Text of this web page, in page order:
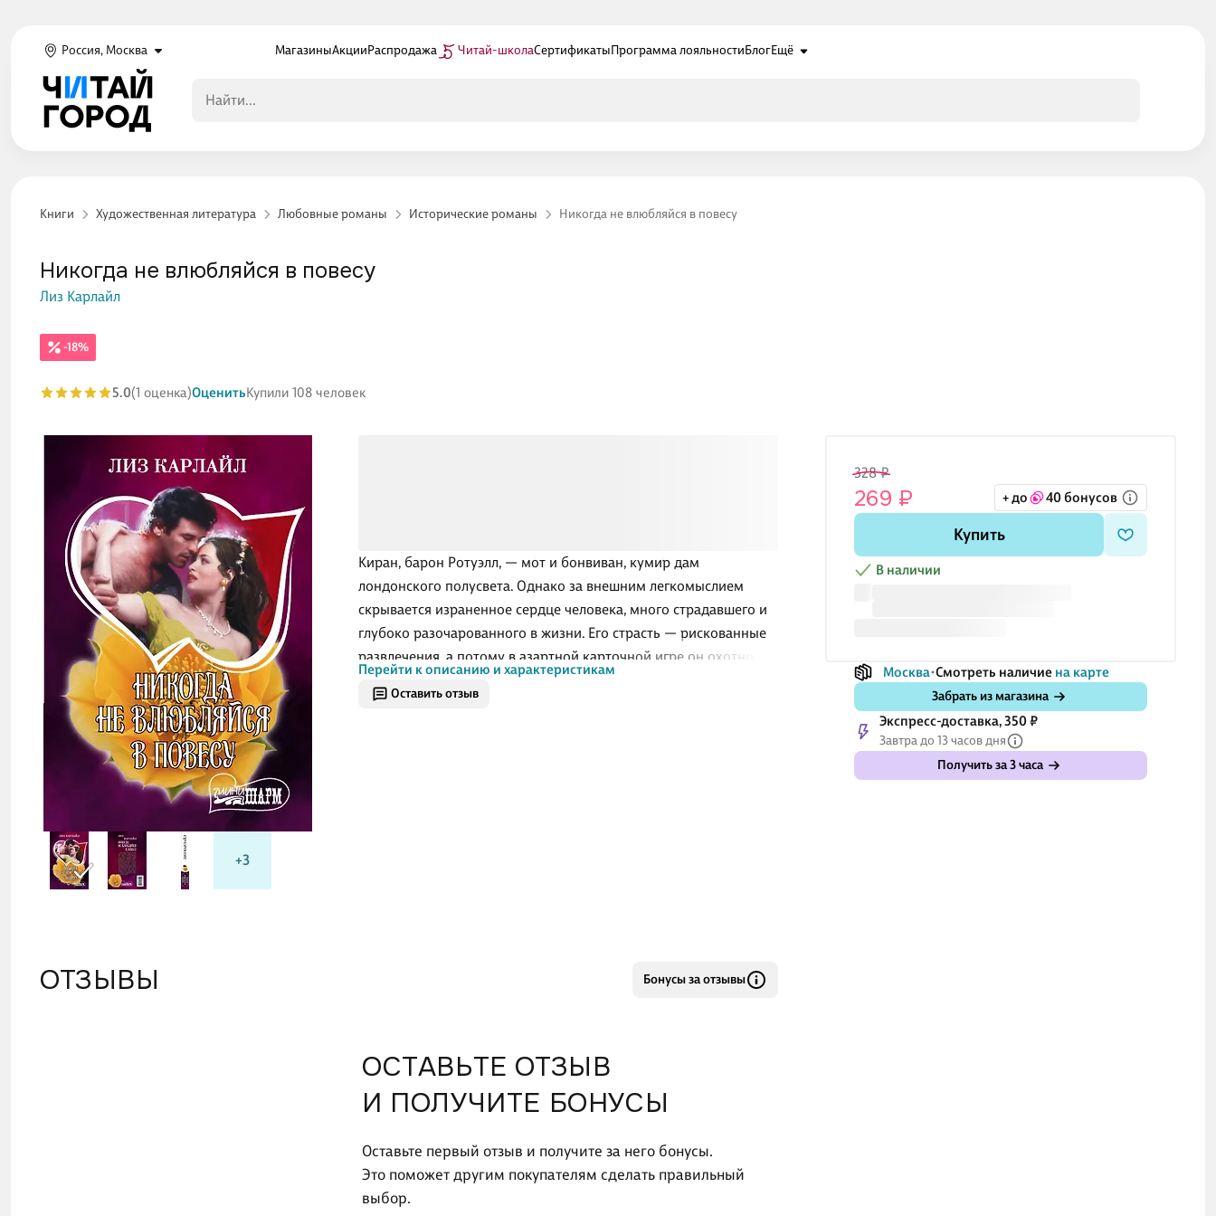
Россия, Москва МагазиныАкцииРаспродажа Читай-школаСертификатыПрограмма лояльностиБлогЕщё
Книги Художественная литература Любовные романы Исторические романы Никогда не влюбляйся в повесу
+3
Оставить отзыв
Киран, барон Ротуэлл, — мот и бонвиван, кумир дам
лондонского полусвета. Однако за внешним легкомыслием
скрывается израненное сердце человека, много страдавшего и
глубоко разочарованного в жизни. Его страсть — рискованные
развлечения, а потому в азартной карточной игре он охотно
принимает необычную ставку — незаконнорожденную
красавицу, дочь разорившегося виконта Камиллу
Перейти к описанию и характеристикам
-18%
Никогда не влюбляйся в повесу
Лиз Карлайл
5.0(1 оценка)ОценитьКупили 108 человек
328 ₽
269 ₽ + до 40 бонусов
Купить
В наличии
Москва Смотреть наличие на карте
Забрать из магазина
Экспресс-доставка, 350 ₽
Завтра до 13 часов дня
Получить за 3 часа
ОТЗЫВЫ Бонусы за отзывы
ОСТАВЬТЕ ОТЗЫВ
И ПОЛУЧИТЕ БОНУСЫ
Оставьте первый отзыв и получите за него бонусы.
Это поможет другим покупателям сделать правильный
выбор.